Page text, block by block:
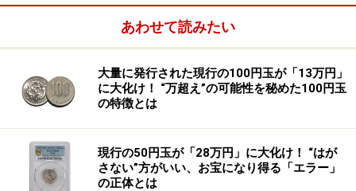
1.一般扶養手当
子どもを持つ家庭全体が受給することができる一般扶養
手当は、主に4種類の手当から成り立っています。
あわせて読みたい
大量に発行された現行の100円玉が「13万円」
に大化け！ “万超え”の可能性を秘めた100円玉
の特徴とは
現行の50円玉が「28万円」に大化け！ “はが
さない”方がいい、お宝になり得る「エラー」
の正体とは